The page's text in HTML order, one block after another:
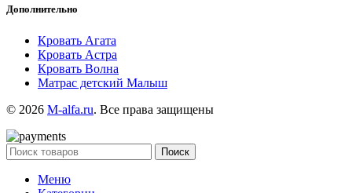
Дополнительно
Кровать Агата
Кровать Астра
Кровать Волна
Матрас детский Малыш
© 2026 M-alfa.ru. Все права защищены
Поиск
Меню